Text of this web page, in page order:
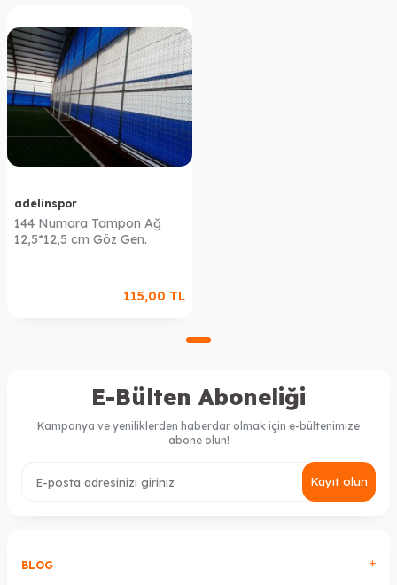
adelinspor
144 Numara Tampon Ağ
12,5*12,5 cm Göz Gen.
115,00 TL
E-Bülten Aboneliği
Kampanya ve yeniliklerden haberdar olmak için e-bültenimize
abone olun!
Kayıt olun
BLOG